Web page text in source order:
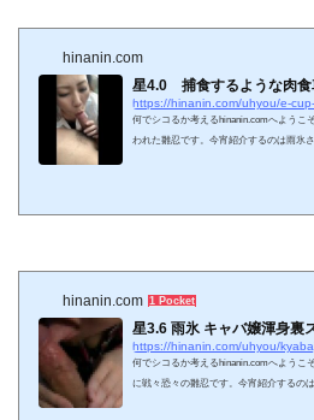
hinanin.com
星4.0 捕食するような肉食
https://hinanin.com/uhyou/e-
何でシコるか考えるhinanin.comへようこ
われた雛忍です。今宵紹介するのは雨氷
hinanin.com 1 Pocket
星3.6 雨氷 キャバ嬢渾身裏
https://hinanin.com/uhyou/
何でシコるか考えるhinanin.comへようこ
に戦々恐々の雛忍です。今宵紹介するの